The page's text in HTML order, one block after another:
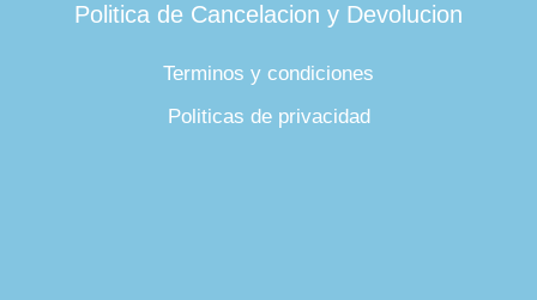
Politica de Cancelacion y Devolucion
Terminos y condiciones
Politicas de privacidad